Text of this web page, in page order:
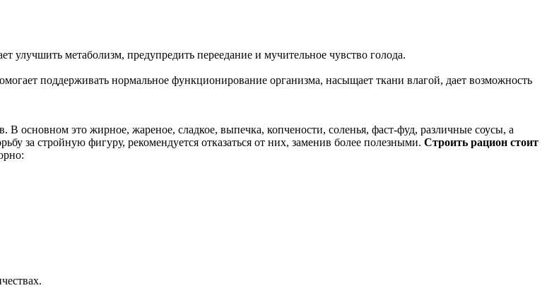
метаболизм, предупредить переедание и мучительное чувство голода.
поддерживать нормальное функционирование организма, насыщает ткани влагой, дает возможность
основном это жирное, жареное, сладкое, выпечка, копчености, соленья, фаст-фуд, различные соусы, а
за стройную фигуру, рекомендуется отказаться от них, заменив более полезными. Строить рацион стоит